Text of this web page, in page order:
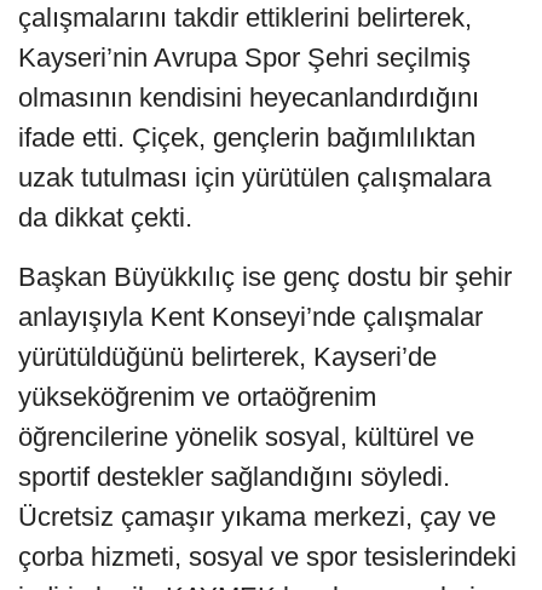
çalışmalarını takdir ettiklerini belirterek,
Kayseri’nin Avrupa Spor Şehri seçilmiş
olmasının kendisini heyecanlandırdığını
ifade etti. Çiçek, gençlerin bağımlılıktan
uzak tutulması için yürütülen çalışmalara
da dikkat çekti.
Başkan Büyükkılıç ise genç dostu bir şehir
anlayışıyla Kent Konseyi’nde çalışmalar
yürütüldüğünü belirterek, Kayseri’de
yükseköğrenim ve ortaöğrenim
öğrencilerine yönelik sosyal, kültürel ve
sportif destekler sağlandığını söyledi.
Ücretsiz çamaşır yıkama merkezi, çay ve
çorba hizmeti, sosyal ve spor tesislerindeki